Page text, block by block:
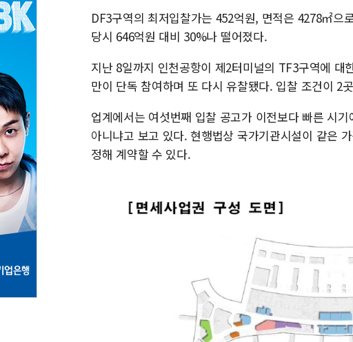
DF3구역의 최저입찰가는 452억원, 면적은 4278㎡으
당시 646억원 대비 30%나 떨어졌다.
지난 8일까지 인천공항이 제2터미널의 TF3구역에
만이 단독 참여하며 또 다시 유찰됐다. 입찰 조건이 2
업계에서는 여섯번째 입찰 공고가 이전보다 빠른 시
아니냐고 보고 있다. 현행법상 국가기관시설이 같은
정해 계약할 수 있다.